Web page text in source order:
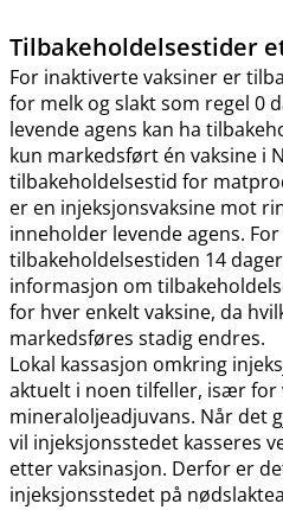
Tilbakeholdelsestider
For inaktiverte vaksiner er
for melk og slakt som regel 0
levende agens kan ha
kun markedsført én vaksine i
tilbakeholdelsestid for
er en injeksjonsvaksine mot
inneholder levende agens.
tilbakeholdelsestiden 14
informasjon om
for hver enkelt vaksine, da
markedsføres stadig endres.
Lokal kassasjon omkring
aktuelt i noen tilfeller, især for
mineraloljeadjuvans. Når det
vil injeksjonsstedet kasseres
etter vaksinasjon. Derfor er
injeksjonsstedet på